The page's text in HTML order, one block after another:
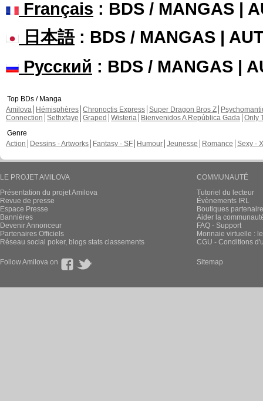
Français : BDS / MANGAS |
日本語: BDS / MANGAS |
Русский : BDS / MANGAS |
Top BDs / Manga
Amilova
Hémisphères Chronoctis Express Super Dragon Bros Z
Connection Sethxfaye Graped Wisteria Bienvenidos A República Gada Only
Genre
Action
Dessins - Artworks Fantasy - SF Humour Jeunesse Romance Sexy -
LE PROJET AMILOVA
Présentation du projet Amilova
Revue de presse
Espace Presse
Bannières
Devenir Annonceur
Partenaires Officiels
Réseau social poker, blogs stats classements
COMMUNAUTÉ
Tutoriel du lecteur
Évènements IRL
Boutiques
Aider la
FAQ - Support
Monnaie virtuelle :
CGU - Conditions
Follow Amilova on Sitemap